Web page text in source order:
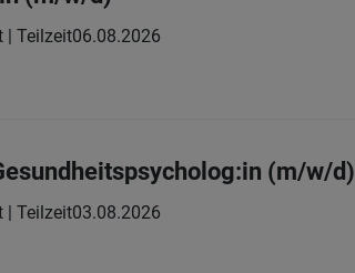
| Teilzeit06.08.2026
(m/w/d)
| Teilzeit03.08.2026